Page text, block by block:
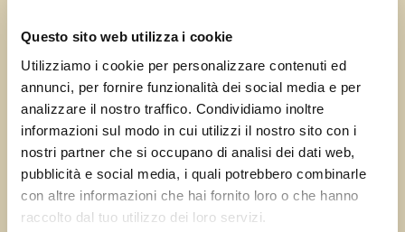
Questo sito web utilizza i cookie
Utilizziamo i cookie per personalizzare contenuti ed
annunci, per fornire funzionalità dei social media e per
analizzare il nostro traffico. Condividiamo inoltre
informazioni sul modo in cui utilizzi il nostro sito con i
nostri partner che si occupano di analisi dei dati web,
pubblicità e social media, i quali potrebbero combinarle
con altre informazioni che hai fornito loro o che hanno
raccolto dal tuo utilizzo dei loro servizi.
← Precedente:
Versa di Romans
d’Isonzo
Successivo:
Sammardenchia di
Pozzuolo del Friuli →